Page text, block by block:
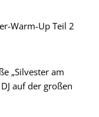
Warm-Up Teil 2
„Silvester am
auf der großen